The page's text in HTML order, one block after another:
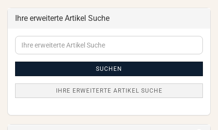
Ihre erweiterte Artikel Suche
Ihre
erweiterte
SUCHEN
IHRE ERWEITERTE ARTIKEL SUCHE